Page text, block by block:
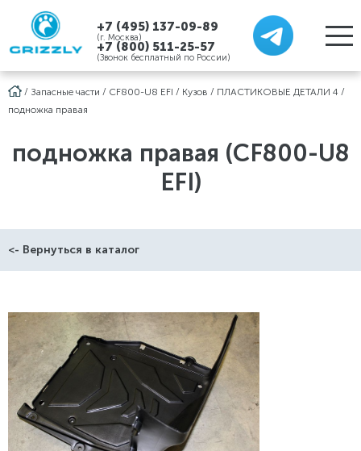
+7 (495) 137-09-89
(г. Москва)
+7 (800) 511-25-57
(Звонок бесплатный по России)
/ Запасные части / CF800-U8 EFI / Кузов / ПЛАСТИКОВЫЕ ДЕТАЛИ 4 /
подножка правая
подножка правая (CF800-U8
EFI)
<- Вернуться в каталог